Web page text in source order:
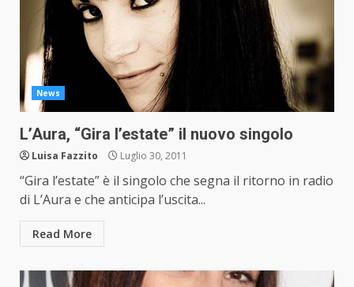
News
L’Aura, “Gira l’estate” il nuovo singolo
Luisa Fazzito Luglio 30, 2011
“Gira l’estate” è il singolo che segna il ritorno in radio
di L’Aura e che anticipa l’uscita...
Read More